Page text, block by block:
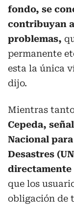
fondo, se
contribuyan
problemas,
permanente
esta la única
dijo.
Mientras
Cepeda,
Nacional
Desastres
directamente
que los
obligación de